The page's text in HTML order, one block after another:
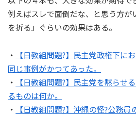
例えばスレで面倒だな、と思う方が
を折る」ぐらいの効果はある。
・
【日教組問題?】民主党政権下に
同じ事例がかつてあった。
・
【日教組問題?】民主党を黙らせ
るものは何か。
・
【日教組問題?】沖縄の怪?公務